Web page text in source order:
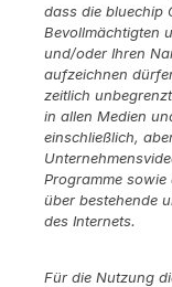
dass die bluechip
Bevollmächtigten
und/oder Ihren
aufzeichnen
zeitlich
in allen Medien
einschließlich,
Programme
über bestehende
des Internets.
Für die Nutzung